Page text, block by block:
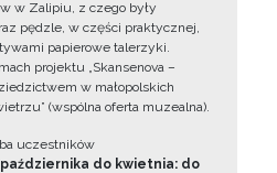
w Zalipiu, z czego były
pędzle, w części praktycznej,
papierowe talerzyki.
projektu „Skansenova –
w małopolskich
(wspólna oferta muzealna).
uczestników
do kwietnia: do